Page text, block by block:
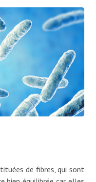
de fibres, qui sont